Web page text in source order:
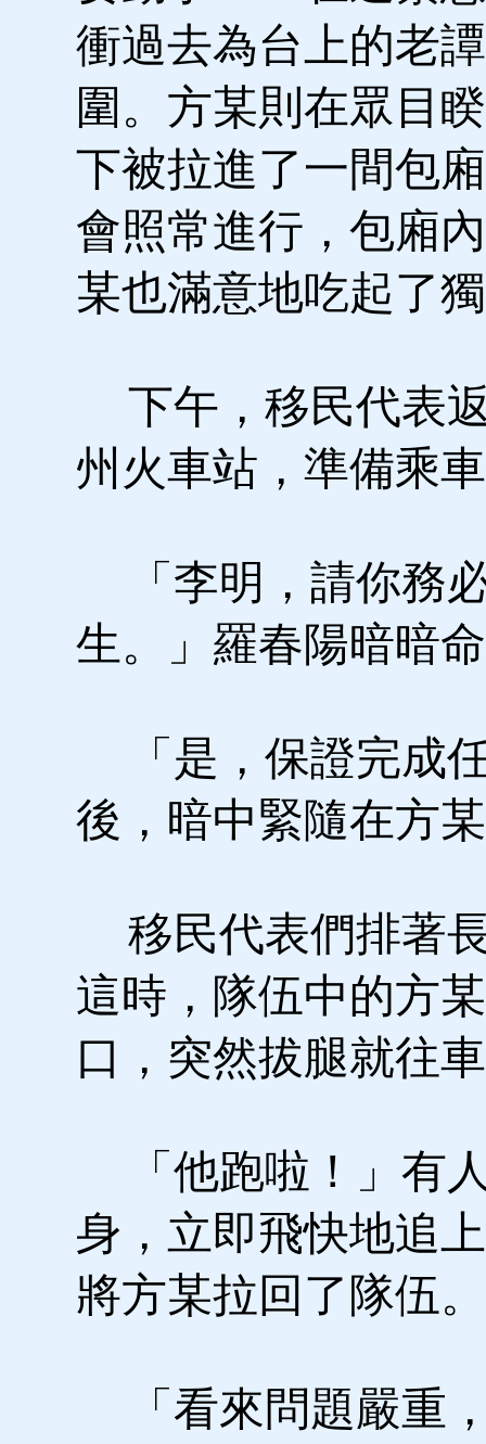
衝過去為台上的老
圍。方某則在眾目
下被拉進了一間包
會照常進行，包廂
某也滿意地吃起了
下午，移民代表
州火車站，準備乘
「李明，請你務
生。」羅春陽暗暗
「是，保證完成
後，暗中緊隨在方
移民代表們排著
這時，隊伍中的方
口，突然拔腿就往
「他跑啦！」有
身，立即飛快地追
將方某拉回了隊伍。
「看來問題嚴重